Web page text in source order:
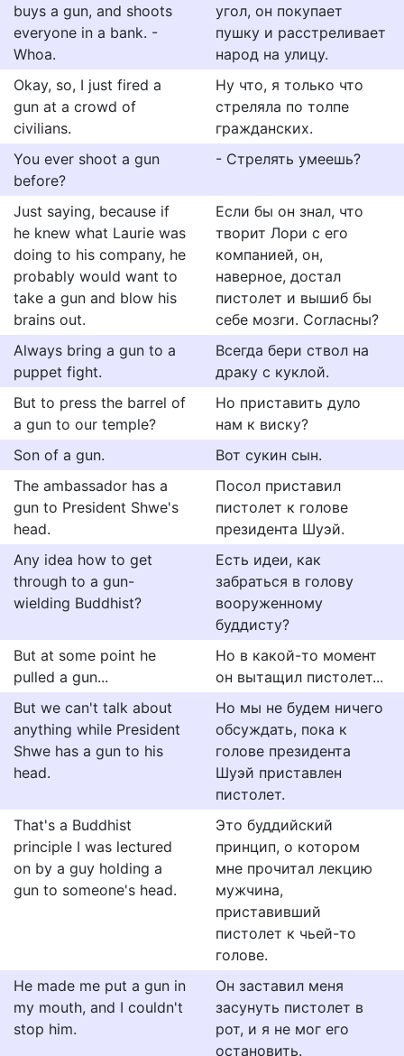
buys a gun, and shoots
everyone in a bank. -
Whoa.
угол, он покупает
пушку и расстреливает
народ на улицу.
Okay, so, I just fired a
gun at a crowd of
civilians.
Ну что, я только что
стреляла по толпе
гражданских.
You ever shoot a gun
before?
- Стрелять умеешь?
Just saying, because if
he knew what Laurie was
doing to his company, he
probably would want to
take a gun and blow his
brains out.
Если бы он знал, что
творит Лори с его
компанией, он,
наверное, достал
пистолет и вышиб бы
себе мозги. Согласны?
Always bring a gun to a
puppet fight.
Всегда бери ствол на
драку с куклой.
But to press the barrel of
a gun to our temple?
Но приставить дуло
нам к виску?
Son of a gun.
Вот сукин сын.
The ambassador has a
gun to President Shwe's
head.
Посол приставил
пистолет к голове
президента Шуэй.
Any idea how to get
through to a gun-
wielding Buddhist?
Есть идеи, как
забраться в голову
вооруженному
буддисту?
But at some point he
pulled a gun...
Но в какой-то момент
он вытащил пистолет...
But we can't talk about
anything while President
Shwe has a gun to his
head.
Но мы не будем ничего
обсуждать, пока к
голове президента
Шуэй приставлен
пистолет.
That's a Buddhist
principle I was lectured
on by a guy holding a
gun to someone's head.
Это буддийский
принцип, о котором
мне прочитал лекцию
мужчина,
приставивший
пистолет к чьей-то
голове.
He made me put a gun in
my mouth, and I couldn't
stop him.
Он заставил меня
засунуть пистолет в
рот, и я не мог его
остановить.